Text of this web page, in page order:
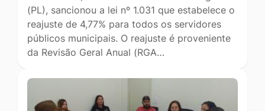
(PL), sancionou a lei nº 1.031 que estabelece o
reajuste de 4,77% para todos os servidores
públicos municipais. O reajuste é proveniente
da Revisão Geral Anual (RGA…